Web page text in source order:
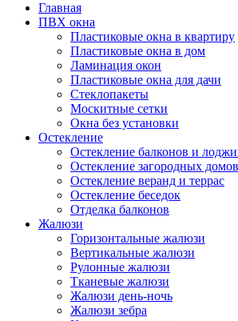
Главная
ПВХ окна
Пластиковые окна в квартиру
Пластиковые окна в дом
Ламинация окон
Пластиковые окна для дачи
Стеклопакеты
Москитные сетки
Окна без установки
Остекление
Остекление балконов и
Остекление загородных
Остекление веранд и террас
Остекление беседок
Отделка балконов
Жалюзи
Горизонтальные жалюзи
Вертикальные жалюзи
Рулонные жалюзи
Тканевые жалюзи
Жалюзи день-ночь
Жалюзи зебра